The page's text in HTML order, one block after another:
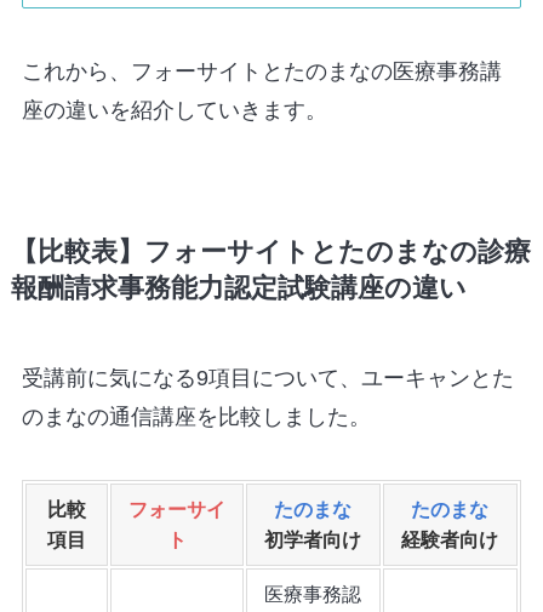
これから、フォーサイトとたのまなの医療事務講
座の違いを紹介していきます。
【比較表】フォーサイトとたのまなの診療
報酬請求事務能力認定試験講座の違い
受講前に気になる9項目について、ユーキャンとた
のまなの通信講座を比較しました。
比較
項目
フォーサイ
ト
たのまな
初学者向け
たのまな
経験者向け
医療事務認